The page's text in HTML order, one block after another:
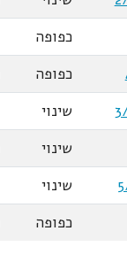
כפופה
כפופה
שינוי
שינוי
שינוי
כפופה